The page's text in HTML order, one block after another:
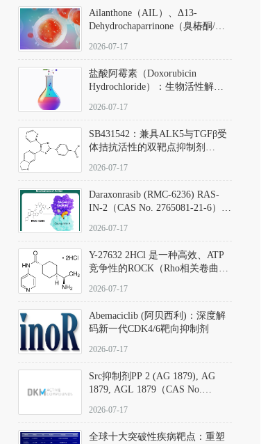
Ailanthone（AIL）、Δ13-
Dehydrochaparrinone（臭椿酮/臭
DKM货号 D806885
2026-07-17
盐酸阿霉素（Doxorubicin
Hydrochloride）：生物活性解
范
2026-07-17
SB431542：兼具ALK5与TGFβ受
体拮抗活性的双靶点抑制剂
D801067）
2026-07-17
Daraxonrasib (RMC-6236) RAS-
IN-2（CAS No. 2765081-21-6）：
向KRAS/NRAS/HRAS的广谱RAS
2026-07-17
Y-27632 2HCl 是一种高效、ATP
竞争性的ROCK（Rho相关卷曲螺
同等抑制ROCK1与ROCK2；其通
过精准嵌入激酶的ATP结合位点
发挥抑制作用，对ROCK1和
ROCK2的解离常数（Ki）分别为
140 nM和300 nM；在众多丝氨酸/
中，其靶向ROCK的选择性超过
200倍，凸显出优异的分子特异
2026-07-17
Abemaciclib (阿贝西利)：深度解
码新一代CDK4/6靶向抑制剂
2026-07-17
Src抑制剂PP 2 (AG 1879), AG
1879, AGL 1879（CAS No.
应用指南
2026-07-17
全球十大突破性疾病靶点：重塑